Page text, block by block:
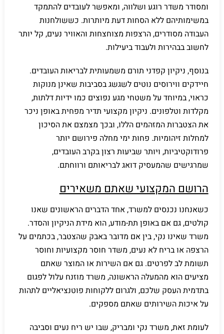
ומסודר משדר רוגע ושלווה, ומאפשר לעובדים להתמקד
במשימותיהם ללא הסחות דעת מיותרות. כששולחנות
העבודה מסודרים, הרצפות מצוחצחות והאוויר נעים, קל יותר
לחשוב בבהירות ולעבוד ביעילות.
בנוסף, ניקיון קפדני תורם משמעותית לבריאות העובדים.
חיידקים ווירוסים נוטים לשגשג בסביבות שאינן מנוקות
כראוי, במיוחד על משטחי מגע נפוצים כמו ידיות דלתות,
מקלדות וטלפונים. ניקיון מקצועי תדיר מפחית באופן ניכר
את הצטברות המזהמים הללו, ובכך מצמצם את הסיכון
למחלות זיהומיות. פחות ימי מחלה פירושם יותר
פרודוקטיביות, ויותר שביעות רצון בקרב העובדים,
שמרגישים שהמעסיק דואג לבריאותם ורווחתם.
הרושם המקצועי שאתם משאירים
כשאנחנו נכנסים למשרד, אחד הדברים הראשונים שאנו
קולטים, גם אם באופן תת-מודע, הוא מידת הניקיון והסדר.
משרד שאינו נקי, בין אם מדובר באבק שהצטבר, בכתמים על
הרצפה או בריח לא נעים, משדר חוסר מקצועיות וחוסר
תשומת לב לפרטים. גם אם השירות או המוצר שאתם
מציעים הוא מהמעלה הראשונה, משרד מוזנח עלול לפגום
בתדמית העסק שלכם, ולגרום ללקוחות פוטנציאליים לתהות
על איכות השירותים שאתם מספקים.
לעומת זאת, משרד נקי ומבריק, שבו יש ריח נעים וסביבה